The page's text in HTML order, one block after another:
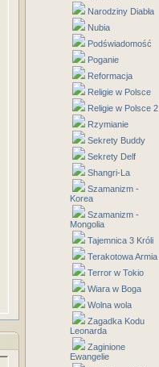
Narodziny Diabła
Nubia
Podświadomość
Poganie
Reformacja
Religie w Polsce
Religie w Polsce 2
Rzymianie
Sekrety Buddy
Sekrety Delf
Shangri-La
Szamanizm -
Korea
Szamanizm -
Mongolia
Tajemnica 3 Króli
Terakotowa Armia
Terror w Tokio
Wiara w Boga
Wolna wola
Zagadka Kodu
Leonarda
Zaginione
Ewangelie